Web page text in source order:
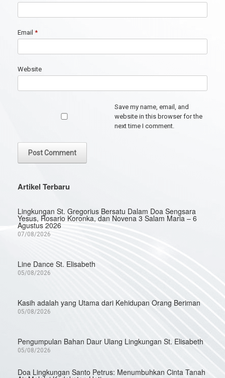
Email *
Website
Save my name, email, and
website in this browser for the
next time I comment.
Artikel Terbaru
Lingkungan St. Gregorius Bersatu Dalam Doa Sengsara
Yesus, Rosario Koronka, dan Novena 3 Salam Maria – 6
Agustus 2026
07/08/2026
Line Dance St. Elisabeth
05/08/2026
Kasih adalah yang Utama dari Kehidupan Orang Beriman
05/08/2026
Pengumpulan Bahan Daur Ulang Lingkungan St. Elisabeth
05/08/2026
Doa Lingkungan Santo Petrus: Menumbuhkan Cinta Tanah